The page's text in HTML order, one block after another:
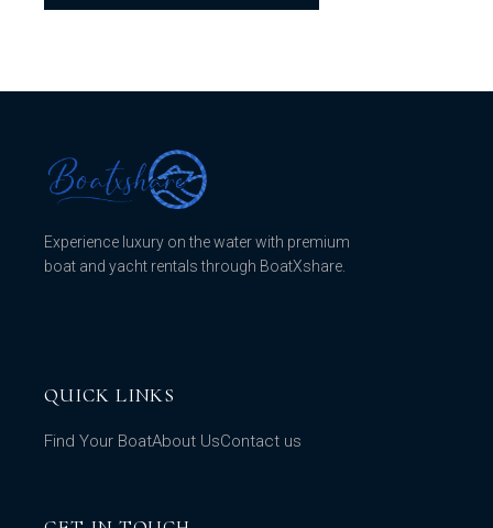
Experience luxury on the water with premium
boat and yacht rentals through BoatXshare.
QUICK LINKS
Find Your BoatAbout UsContact us